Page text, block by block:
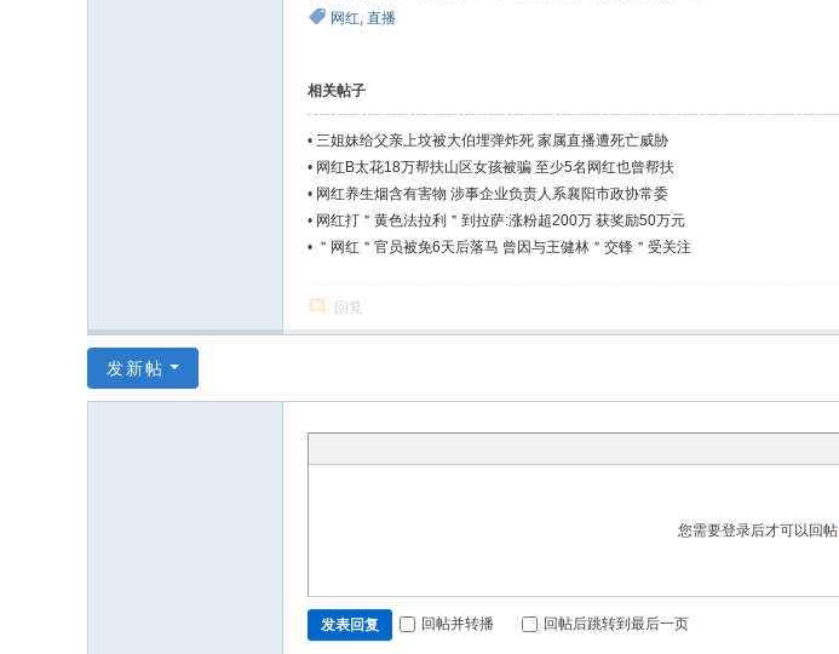
网红, 直播
相关帖子
• 三姐妹给父亲上坟被大伯埋弹炸死 家属直播遭死亡威胁
• 网红B太花18万帮扶山区女孩被骗 至少5名网红也曾帮扶
• 网红养生烟含有害物 涉事企业负责人系襄阳市政协常委
• 网红打＂黄色法拉利＂到拉萨:涨粉超200万 获奖励50万元
• ＂网红＂官员被免6天后落马 曾因与王健林＂交锋＂受关注
回复
发新帖
您需要登录后才可以回帖
发表回复 回帖并转播 回帖后跳转到最后一页